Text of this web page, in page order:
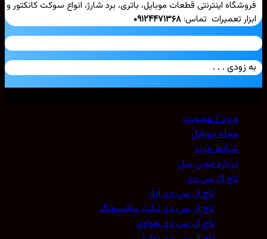
اینترنتی قطعات موبایل، باتری، برد شارژ، انواع سوکت کانکتور و
تعمیرات تماس:۰۹۱۲۴۴۷۱۳۶۸
زودی . . .
ورود / عضویت
مجله موبایل
شرایط خرید
درباره موبی سل
تاچ ال سی دی
تاچ ال سی دی اپل
تاچ ال سی دی تبلت سامسونگ
تاچ ال سی دی هواوی